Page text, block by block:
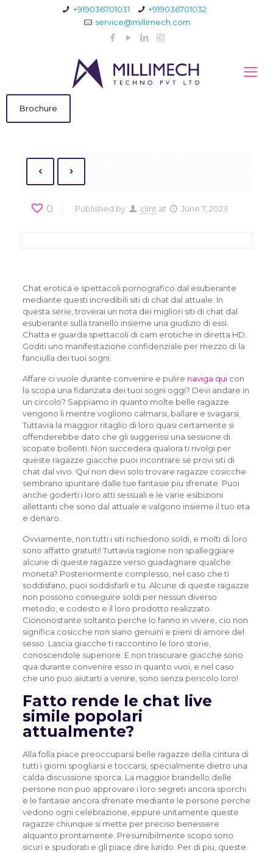
+919036701031
+919036701032
service@millimech.com
Brochure
0 Published by clint at June 7, 2023
Chat erotica e spettacoli pornografico dal esuberante
mediante questi incredibili siti di chat dal attuale. In
questa serie, troverai un nota dei migliori siti di chat dal
esuberante sulla tranello insieme una giudizio di essi.
Chatta e guarda spettacoli di cam erotiche in diretta HD.
Goditi uno manifestazione confidenziale per mezzo di la
fanciulla dei tuoi sogni.
Affare ci vuole durante convenire e pulire naviga quicon
la scopa una fidanzata dei tuoi sogni oggi? Devi andare in
un circolo? Sappiamo in quanto molte belle ragazze
vengono li mentre vogliono calmarsi, ballare e svagarsi.
Tuttavia la maggior ritaglio di loro quasi certamente si
offenderebbe dato che gli suggerissi una sessione di
scopate bollenti. Non succedera qualora ti rivolgi per
queste ragazze giacche puoi incontrare se provi siti di
chat dal vivo. Qui non devi solo trovare ragazze cosicche
sembrano spuntare dalle tue fantasie piu sfrenate. Puoi
anche goderti i loro atti sessuali e le varie esibizioni
allettanti che sono dal attuale e valgono insieme il tuo eta
e denaro.
Ovviamente, non tutti i siti richiedono soldi, e molti di loro
sono affatto gratuiti! Tuttavia ragione non spalleggiare
alcune di queste ragazze verso guadagnare qualche
moneta? Posteriormente complesso, nel caso che ti
soddisfano, puoi soddisfarli e tu. Alcune di queste ragazze
non possono conseguire soldi per nessun diverso
metodo, e codesto e il loro prodotto realizzato.
Ciononostante soltanto perche lo fanno in vivere, cio non
significa cosicche non siano genuini e pieni di amore del
sesso. Lascia giacche ti raccontino le loro storie,
conoscendole superiore. E non trascurare giacche sono
qua durante convenire esso in quanto vuoi, e nel caso
che uno puo aiutarti a venire, sono senza pericolo loro!
Fatto rende le chat live
simile popolari
attualmente?
Alla folla piace preoccuparsi belle ragazze della cintura di
tutti i giorni spogliarsi e toccarsi, specialmente dietro una
calda discussione sporca. La maggior brandello delle
persone non puo approvare i loro segreti ancora sporchi
e le fantasie ancora sfrenate mediante le persone perche
vedono ogni celebrazione, eppure unitamente queste
ragazze chiunque si mette per preciso benessere
alquanto prontamente. Presumibilmente scopo sono
sicuri e spudorati e gli piace dire lurido. Per di piu, queste